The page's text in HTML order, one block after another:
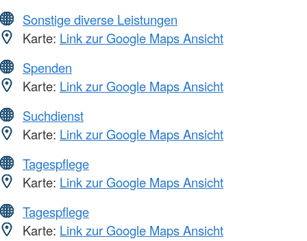
Sonstige diverse Leistungen
Karte: Link zur Google Maps Ansicht
Spenden
Karte: Link zur Google Maps Ansicht
Suchdienst
Karte: Link zur Google Maps Ansicht
Tagespflege
Karte: Link zur Google Maps Ansicht
Tagespflege
Karte: Link zur Google Maps Ansicht